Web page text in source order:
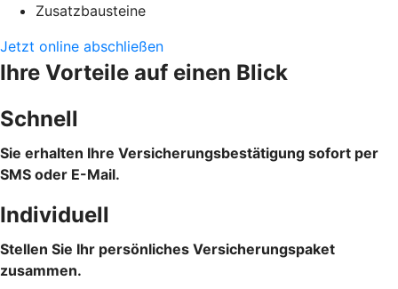
Zusatzbausteine
Jetzt online abschließen
Ihre Vorteile auf einen Blick
Schnell
Sie erhalten Ihre Versicherungsbestätigung sofort per
SMS oder E-Mail.
Individuell
Stellen Sie Ihr persönliches Versicherungspaket
zusammen.